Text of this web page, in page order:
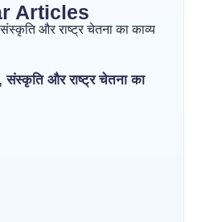
Articles
संस्कृति और राष्ट्र चेतना का